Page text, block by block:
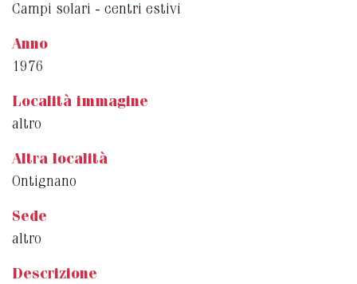
Campi solari - centri estivi
Anno
1976
Località immagine
altro
Altra località
Ontignano
Sede
altro
Descrizione